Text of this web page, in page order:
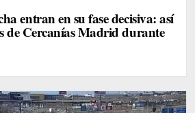
entran en su fase decisiva: así
de Cercanías Madrid durante